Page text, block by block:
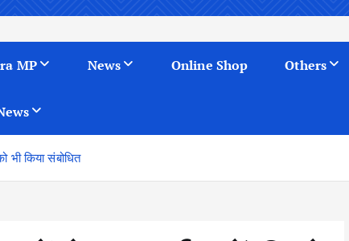
MP News Online Shop Others
किया संबोधित